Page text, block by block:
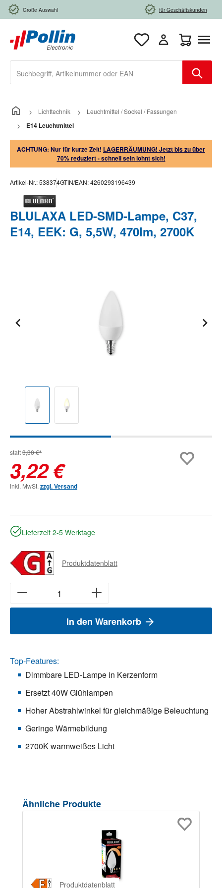
Zum Hauptinhalt springen
Große Auswahl für Geschäftskunden
Lichttechnik Leuchtmittel / Sockel / Fassungen
E14 Leuchtmittel
ACHTUNG: Nur für kurze Zeit! LAGERRÄUMUNG! Jetzt bis zu über
70% reduziert - schnell sein lohnt sich!
Artikel-Nr.:538374GTIN/EAN:4260293196439
BLULAXA LED-SMD-Lampe, C37,
E14, EEK: G, 5,5W, 470lm, 2700K
statt3,30 €*
3,22 €
inkl. MwSt. zzgl. Versand
Lieferzeit 2-5 Werktage
Produktdatenblatt
In den Warenkorb
Top-Features:
Dimmbare LED-Lampe in Kerzenform
Ersetzt 40W Glühlampen
Hoher Abstrahlwinkel für gleichmäßige Beleuchtung
Geringe Wärmebildung
2700K warmweißes Licht
Produktgalerie überspringen
Ähnliche Produkte
Produktdatenblatt